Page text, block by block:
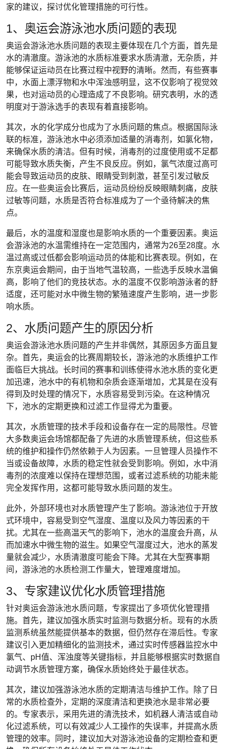
家的建议，探讨优化管理措施的可行性。
1、奥运会游泳池水质问题的表现
奥运会游泳池水质问题的表现主要体现在几个方面，首先是
水的清澈度。游泳池的水质标准要求水质清澈，无杂质，并
能够保证运动员在比赛过程中视野的清晰。然而，有些赛事
中，水面上漂浮物和水中浑浊感明显，这不仅影响了视觉效
果，也对运动员的心理造成了不良影响。研究表明，水的透
明度对于游泳选手的表现有着直接影响。
其次，水的化学成分也成为了水质问题的焦点。根据国际泳
联的标准，游泳池水中必须添加适量的消毒剂，如氯化物，
来确保水质的清洁。但有时候，消毒剂的过度使用或不足都
可能导致水质失衡，产生不良反应。例如，氯气浓度过高可
能会导致运动员的皮肤、眼睛受到刺激，甚至引发过敏反
应。在一些奥运会比赛后，运动员纷纷反映眼睛刺痛，皮肤
过敏等问题，水质是否符合标准成为了一个亟待解决的焦
点。
最后，水的温度和湿度也是影响水质的一个重要因素。奥运
会游泳池的水温需维持在一定范围内，通常为26至28度。水
温过高或过低都会影响运动员的体能和比赛表现。例如，在
东京奥运会期间，由于当地气温较高，一些选手反映水温偏
高，影响了他们的竞技状态。水的温度不仅影响游泳者的舒
适度，还可能对水中微生物的繁殖速度产生影响，进一步影
响水质。
2、水质问题产生的原因分析
奥运会游泳池水质问题的产生并非偶然，其原因多方面且复
杂。首先，奥运会的比赛周期较长，游泳池的水质维护工作
面临巨大挑战。长时间的赛事和训练使得水池水质的变化更
加迅速，池水中的有机物和杂质会逐渐增加，尤其是在没有
得到及时处理的情况下，水质容易受到污染。在这种情况
下，池水的定期更换和过滤工作显得尤为重要。
其次，水质管理的技术手段和设备存在一定的局限性。尽管
大多数奥运会场馆都配备了先进的水质管理系统，但这些系
统的维护和操作仍然依赖于人为因素。一旦管理人员操作不
当或设备故障，水质的稳定性就会受到影响。例如，水中消
毒剂的浓度难以保持在理想范围，或者过滤系统的功能未能
完全发挥作用，这都可能导致水质问题的发生。
此外，外部环境也对水质管理产生了影响。游泳池位于开放
式环境中，容易受到空气湿度、温度以及风力等因素的干
扰。尤其在一些高温天气的影响下，池水的温度会升高，从
而加速水中微生物的滋生。如果空气湿度过大，池水的蒸发
量就会减少，水质清澈度可能会下降。尤其在大型赛事期
间，游泳池的水质检测工作量大，管理难度增加。
3、专家建议优化水质管理措施
针对奥运会游泳池水质问题，专家提出了多项优化管理措
施。首先，建议加强水质实时监测与数据分析。现有的水质
监测系统虽然能提供基本的数据，但仍然存在滞后性。专家
建议引入更加精细化的监测技术，通过实时传感器监控水中
氯气、pH值、浑浊度等关键指标，并且能够根据实时数据自
动调节水质管理方案，确保水质始终处于最佳状态。
其次，建议加强游泳池水质的定期清洁与维护工作。除了日
常的水质检查外，定期的深度清洁和更换池水是非常必要
的。专家表示，采用先进的清洗技术，如机器人清洁或自动
化过滤系统，可以有效减少人工操作的失误率，并提高水质
管理的效率。同时，建议加大对游泳池设备的定期检查和更